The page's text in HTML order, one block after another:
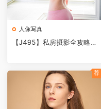
人像写真
【J495】私房摄影全攻略和
原片
荐